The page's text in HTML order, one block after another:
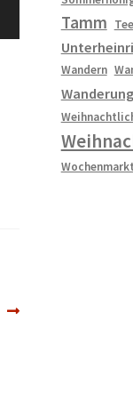
Tamm
Wandern
Wochenmarkt